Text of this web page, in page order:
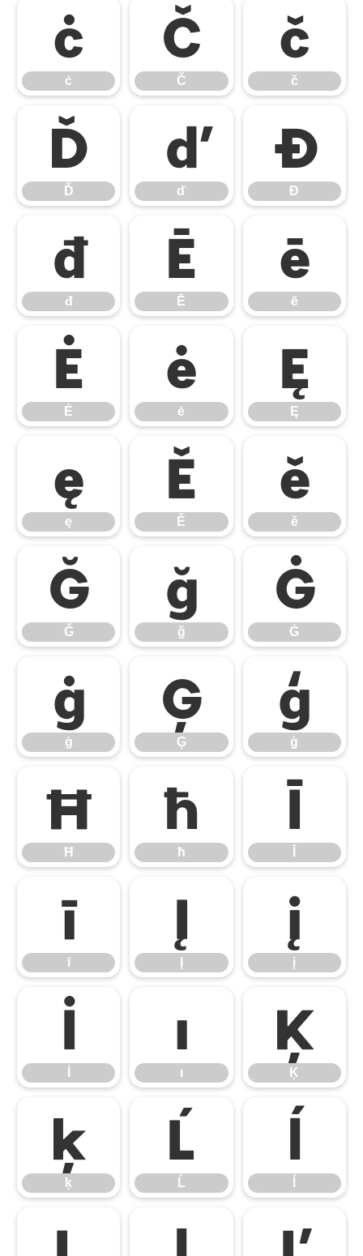
ċ
ċ
Č
Č
č
č
Ď
Ď
ď
ď
Đ
Đ
đ
đ
Ē
Ē
ē
ē
Ė
Ė
ė
ė
Ę
Ę
ę
ę
Ě
Ě
ě
ě
Ğ
Ğ
ğ
ğ
Ġ
Ġ
ġ
ġ
Ģ
Ģ
ģ
ģ
Ħ
Ħ
ħ
ħ
Ī
ī
ī
Į į
į
İ ı
ı
Ķ
Ķ
ķ
ķ
Ĺ
Ĺ
ĺ